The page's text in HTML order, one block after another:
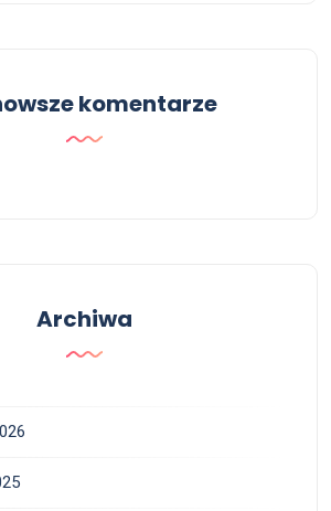
komentarze
Archiwa